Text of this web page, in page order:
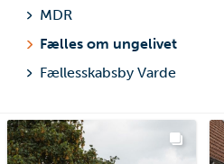
MDR
Fælles om ungelivet
Fællesskabsby Varde